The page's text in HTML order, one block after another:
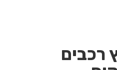
רכבים